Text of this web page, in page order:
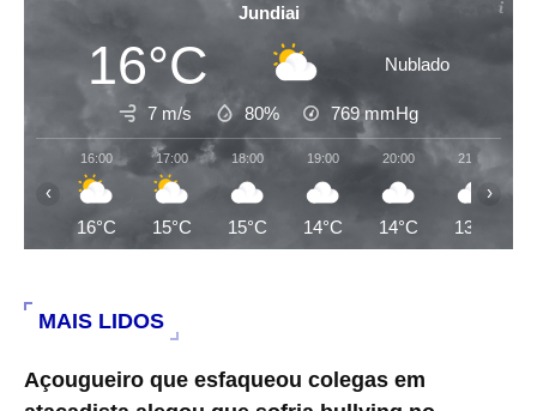
Jundiai
16°C Nublado
7 m/s 80% 769 mmHg
16:00
16°C
17:00
15°C
18:00
15°C
19:00
14°C
20:00
14°C
21:00
13°C
‹ ›
MAIS LIDOS
Açougueiro que esfaqueou colegas em